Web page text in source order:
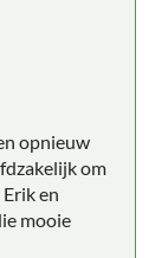
opnieuw
om
en
mooie